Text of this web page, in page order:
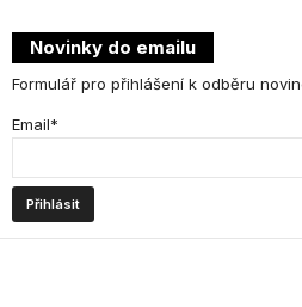
Novinky do emailu
Formulář pro přihlášení k odběru
Email*